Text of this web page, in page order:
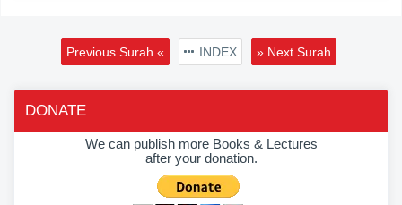
Previous Surah « INDEX » Next Surah
DONATE
We can publish more Books & Lectures
after your donation.